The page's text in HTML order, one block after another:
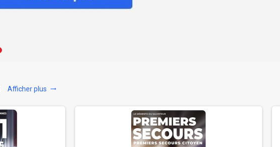
Afficher plus trending_flat